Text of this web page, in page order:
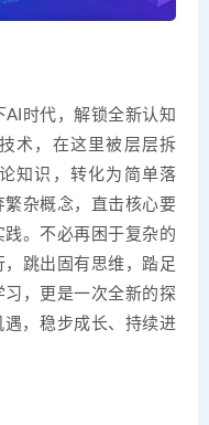
AI时代，解锁全新认知
术，在这里被层层拆
知识，转化为简单落
杂概念，直击核心要
。不必再困于复杂的
跳出固有思维，踏足
，更是一次全新的探
，稳步成长、持续进